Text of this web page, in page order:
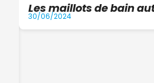
Les maillots de bain
30/06/2024